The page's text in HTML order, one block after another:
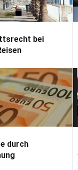
bei
durch